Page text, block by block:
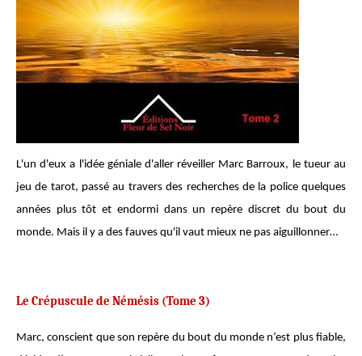
L'un d'eux a l'idée géniale d'aller réveiller Marc Barroux, le tueur au
jeu de tarot, passé au travers des recherches de la police quelques
années plus tôt et endormi dans un repère discret du bout du
monde. Mais il y a des fauves qu'il vaut mieux ne pas aiguillonner…
Le Crépuscule de Némésis (Tome 3)
Marc, conscient que son repère du bout du monde n’est plus fiable,